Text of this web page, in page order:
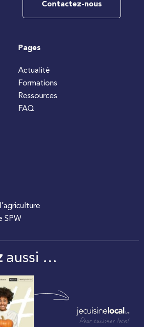
Contactez-nous
Pages
Actualité
Formations
Ressources
FAQ
SPW
aussi …
Pour cuisiner local